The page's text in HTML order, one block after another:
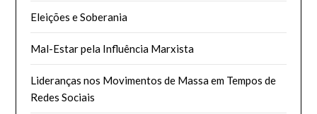
Eleições e Soberania
Mal-Estar pela Influência Marxista
Lideranças nos Movimentos de Massa em Tempos de
Redes Sociais